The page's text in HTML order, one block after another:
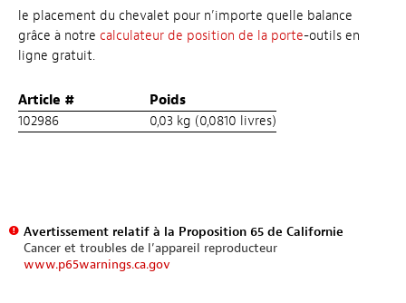
le placement du chevalet pour n’importe quelle balance
grâce à notre calculateur de position de la porte-outils en
ligne gratuit.
Article #
Poids
102986
0,03 kg (0,0810 livres)
Avertissement relatif à la Proposition 65 de Californie
Cancer et troubles de l’appareil reproducteur
www.p65warnings.ca.gov